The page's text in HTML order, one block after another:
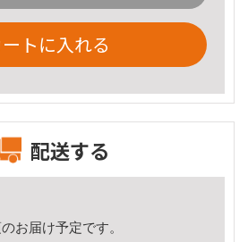
トに入れる
配送する
お届け予定です。